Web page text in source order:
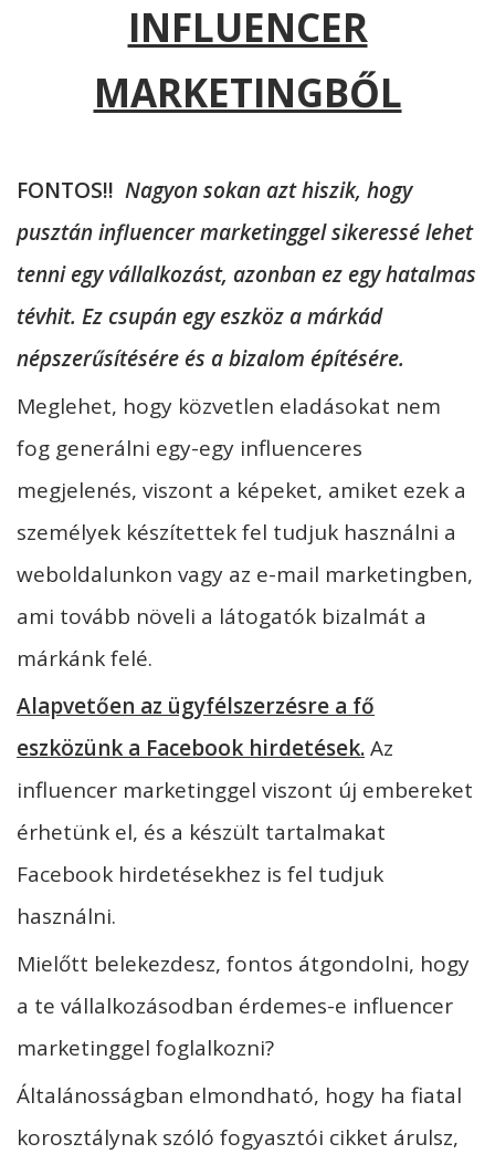
INFLUENCER
MARKETINGBŐL
FONTOS!! Nagyon sokan azt hiszik, hogy
pusztán influencer marketinggel sikeressé lehet
tenni egy vállalkozást, azonban ez egy hatalmas
tévhit. Ez csupán egy eszköz a márkád
népszerűsítésére és a bizalom építésére.
Meglehet, hogy közvetlen eladásokat nem
fog generálni egy-egy influenceres
megjelenés, viszont a képeket, amiket ezek a
személyek készítettek fel tudjuk használni a
weboldalunkon vagy az e-mail marketingben,
ami tovább növeli a látogatók bizalmát a
márkánk felé.
Alapvetően az ügyfélszerzésre a fő
eszközünk a Facebook hirdetések.Az
influencer marketinggel viszont új embereket
érhetünk el, és a készült tartalmakat
Facebook hirdetésekhez is fel tudjuk
használni.
Mielőtt belekezdesz, fontos átgondolni, hogy
a te vállalkozásodban érdemes-e influencer
marketinggel foglalkozni?
Általánosságban elmondható, hogy ha fiatal
korosztálynak szóló fogyasztói cikket árulsz,